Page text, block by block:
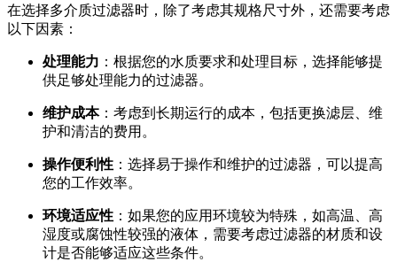
在选择多介质过滤器时，除了考虑其规格尺寸外，还需要考虑
以下因素：
处理能力 ：根据您的水质要求和处理目标，选择能够提
供足够处理能力的过滤器。
维护成本：考虑到长期运行的成本，包括更换滤层、维
护和清洁的费用。
操作便利性 ：选择易于操作和维护的过滤器，可以提高
您的工作效率。
环境适应性 ：如果您的应用环境较为特殊，如高温、高
湿度或腐蚀性较强的液体，需要考虑过滤器的材质和设
计是否能够适应这些条件。